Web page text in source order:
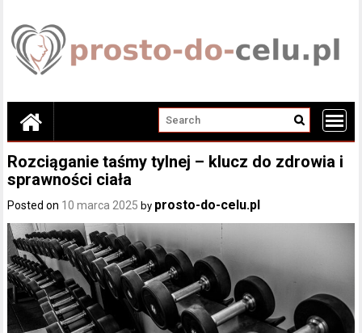
content
Rozciąganie taśmy tylnej – klucz do zdrowia i
sprawności ciała
Posted on 10 marca 2025 by prosto-do-celu.pl